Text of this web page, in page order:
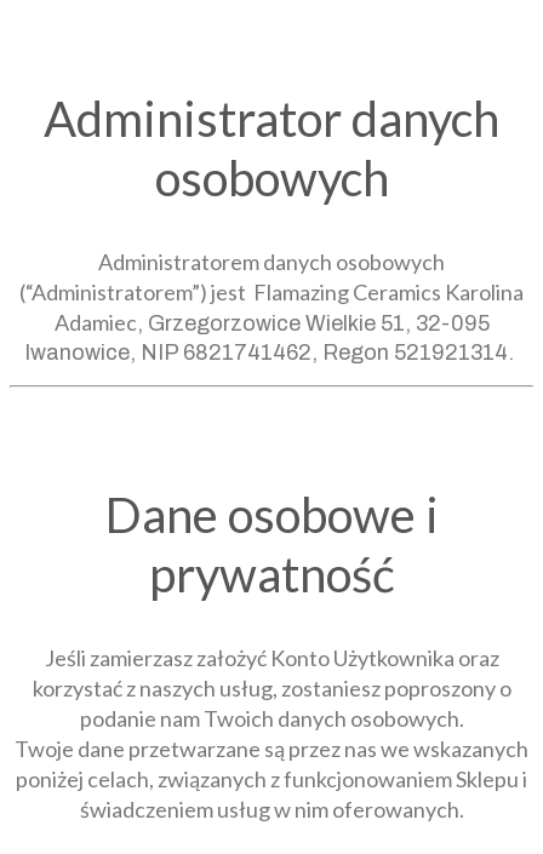
Administrator danych
osobowych
Administratorem danych osobowych
(“Administratorem”) jest Flamazing Ceramics Karolina
Adamiec, Grzegorzowice Wielkie 51, 32-095
Iwanowice, NIP 6821741462, Regon 521921314.
Dane osobowe i
prywatność
Jeśli zamierzasz założyć Konto Użytkownika oraz
korzystać z naszych usług, zostaniesz poproszony o
podanie nam Twoich danych osobowych.
Twoje dane przetwarzane są przez nas we wskazanych
poniżej celach, związanych z funkcjonowaniem Sklepu i
świadczeniem usług w nim oferowanych.